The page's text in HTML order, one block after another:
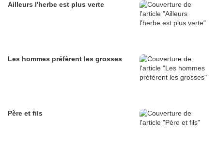
Ailleurs l'herbe est plus verte
Les hommes préfèrent les grosses
Père et fils